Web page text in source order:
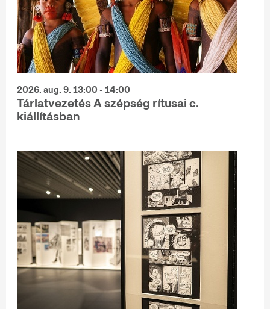
2026. aug. 9. 13:00 - 14:00
Tárlatvezetés A szépség rítusai c.
kiállításban